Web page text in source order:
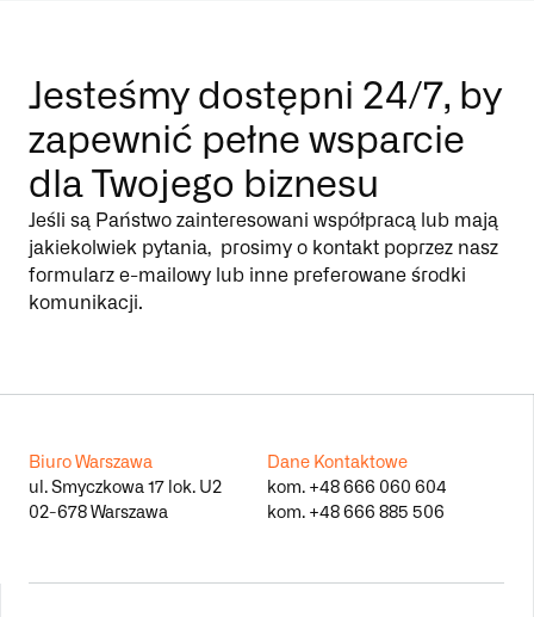
Jesteśmy dostępni 24/7, by
zapewnić pełne wsparcie
dla Twojego biznesu
Jeśli są Państwo zainteresowani współpracą lub mają
jakiekolwiek pytania, prosimy o kontakt poprzez nasz
formularz e-mailowy lub inne preferowane środki
komunikacji.
Biuro Warszawa
ul. Smyczkowa 17 lok. U2
02-678 Warszawa
Dane Kontaktowe
kom. +48 666 060 604
kom. +48 666 885 506